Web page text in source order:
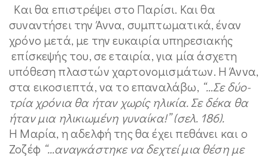
Και θα επιστρέψει στο Παρίσι. Και θα
συναντήσει την Άννα, συμπτωματικά, έναν
χρόνο μετά, με την ευκαιρία υπηρεσιακής
επίσκεψής του, σε εταιρία, για μία άσχετη
υπόθεση πλαστών χαρτονομισμάτων. Η Άννα,
στα εικοσιεπτά, να το επαναλάβω, “…Σε δύο-
τρία χρόνια θα ήταν χωρίς ηλικία. Σε δέκα θα
ήταν μια ηλικιωμένη γυναίκα!” (σελ. 186).
H Μαρία, η αδελφή της θα έχει πεθάνει και ο
Ζοζέφ “…αναγκάστηκε να δεχτεί μια θέση με